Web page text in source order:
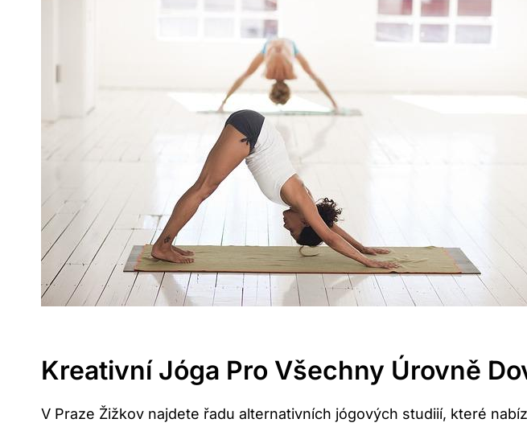
Kreativní Jóga Pro Všechny Úrovně
V Praze Žižkov najdete řadu alternativních jógových studiií, které